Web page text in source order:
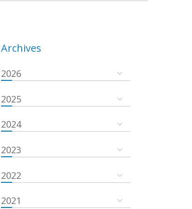
Archives
2026
2025
2024
2023
2022
2021